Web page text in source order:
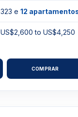
323 e12
US$2,600 to US$4,250
COMPRAR